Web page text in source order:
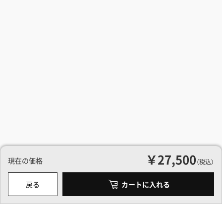
現在の価格 ￥27,500（税込）
カートに入れる
戻る